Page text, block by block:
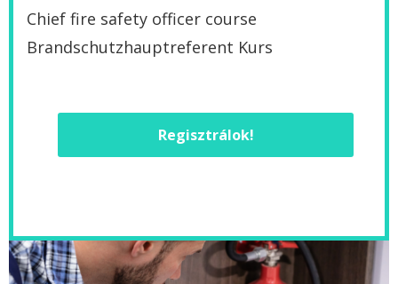
Chief fire safety officer course
‌Brandschutzhauptreferent Kurs
Regisztrálok!